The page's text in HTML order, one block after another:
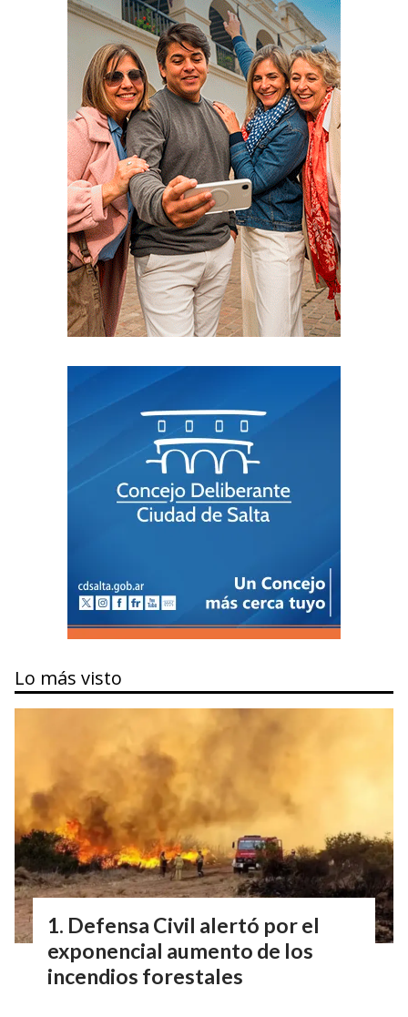
Lo más visto
Defensa Civil alertó por el
exponencial aumento de los
incendios forestales